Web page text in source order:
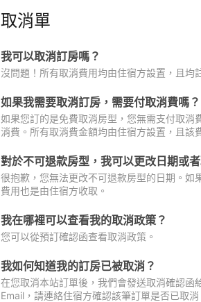
取消單
我可以取消訂房嗎？
沒問題！所有取消費用均由住宿方設置，且均
如果我需要取消訂房，需要付取消費嗎？
如果您訂的是免費取消房型，您無需支付取
消費。所有取消費金額均由住宿方設置，且該
對於不可退款房型，我可以更改日期或
很抱歉，您無法更改不可退款房型的日期。
費用也是由住宿方收取。
我在哪裡可以查看我的取消政策？
您可以從預訂確認函查看取消政策。
我如何知道我的訂房已被取消？
在您取消本站訂單後，我們會發送取消確認
Email，請連絡住宿方確認該筆訂單是否已取消